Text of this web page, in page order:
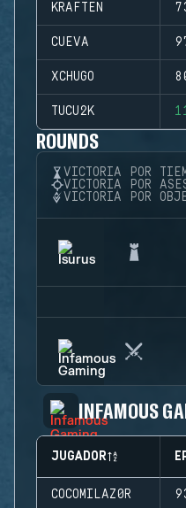
KRAFTEN
CUEVA
XCHUGO
TUCU2K
ROUNDS
VICTORIA POR
VICTORIA POR
VICTORIA POR
INFAMOUS
JUGADOR
COCOMILAZ0R